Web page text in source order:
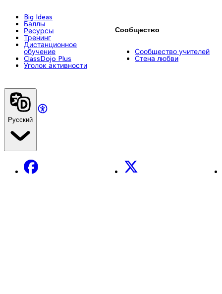
Big Ideas
Баллы
Ресурсы
Тренинг
Дистанционное
обучение
ClassDojo Plus
Уголок активности
Сообщество
Сообщество учителей
Стена любви
Русский
Facebook X